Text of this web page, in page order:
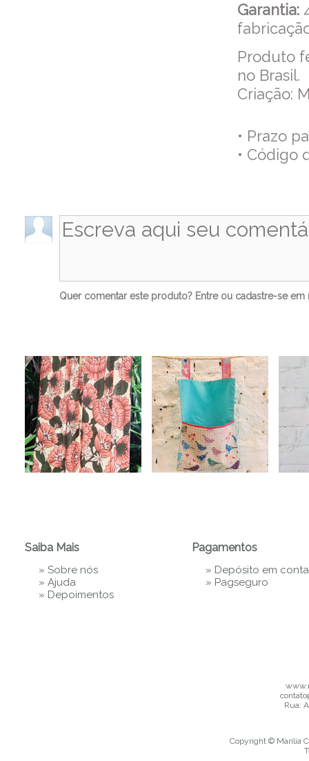
Garantia:
Produto
no Brasil.
Criação:
• Prazo
• Código
Quer comentar este produto? Entreou cadastre-seem
Saiba Mais
» Sobre nós
» Ajuda
» Depoimentos
Pagamentos
» Depósito em conta
» Pagseguro
Rua:
Copyright © Marília